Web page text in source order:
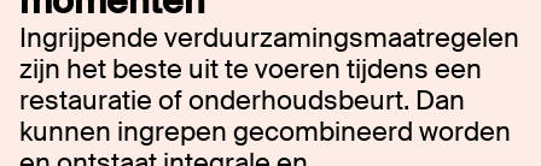
Ingrijpende verduurzamingsmaatregelen
zijn het beste uit te voeren tijdens een
restauratie of onderhoudsbeurt. Dan
kunnen ingrepen gecombineerd worden